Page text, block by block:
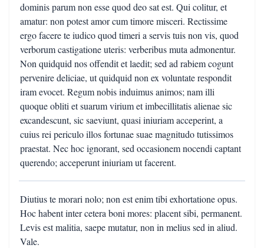
dominis parum non esse quod deo sat est. Qui colitur, et
amatur: non potest amor cum timore misceri. Rectissime
ergo facere te iudico quod timeri a servis tuis non vis, quod
verborum castigatione uteris: verberibus muta admonentur.
Non quidquid nos offendit et laedit; sed ad rabiem cogunt
pervenire deliciae, ut quidquid non ex voluntate respondit
iram evocet. Regum nobis induimus animos; nam illi
quoque obliti et suarum virium et imbecillitatis alienae sic
excandescunt, sic saeviunt, quasi iniuriam acceperint, a
cuius rei periculo illos fortunae suae magnitudo tutissimos
praestat. Nec hoc ignorant, sed occasionem nocendi captant
querendo; acceperunt iniuriam ut facerent.
Diutius te morari nolo; non est enim tibi exhortatione opus.
Hoc habent inter cetera boni mores: placent sibi, permanent.
Levis est malitia, saepe mutatur, non in melius sed in aliud.
Vale.